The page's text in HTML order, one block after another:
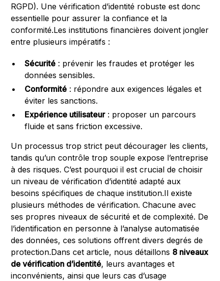
RGPD). Une vérification d’identité robuste est donc
essentielle pour assurer la confiance et la
conformité.Les institutions financières doivent jongler
entre plusieurs impératifs :
Sécurité : prévenir les fraudes et protéger les
données sensibles.
Conformité : répondre aux exigences légales et
éviter les sanctions.
Expérience utilisateur: proposer un parcours
fluide et sans friction excessive.
Un processus trop strict peut décourager les clients,
tandis qu’un contrôle trop souple expose l’entreprise
à des risques. C’est pourquoi il est crucial de choisir
un niveau de vérification d’identité adapté aux
besoins spécifiques de chaque institution.Il existe
plusieurs méthodes de vérification. Chacune avec
ses propres niveaux de sécurité et de complexité. De
l’identification en personne à l’analyse automatisée
des données, ces solutions offrent divers degrés de
protection.Dans cet article, nous détaillons 8 niveaux
de vérification d’identité, leurs avantages et
inconvénients, ainsi que leurs cas d’usage